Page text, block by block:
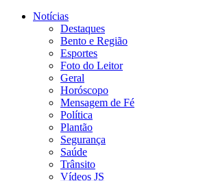
Notícias
Destaques
Bento e Região
Esportes
Foto do Leitor
Geral
Horóscopo
Mensagem de Fé
Política
Plantão
Segurança
Saúde
Trânsito
Vídeos JS